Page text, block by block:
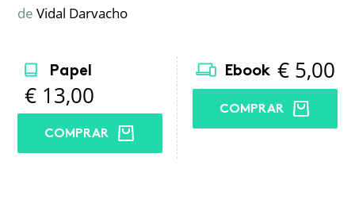
de Vidal Darvacho
Papel
€ 13,00
COMPRAR
Ebook € 5,00
COMPRAR